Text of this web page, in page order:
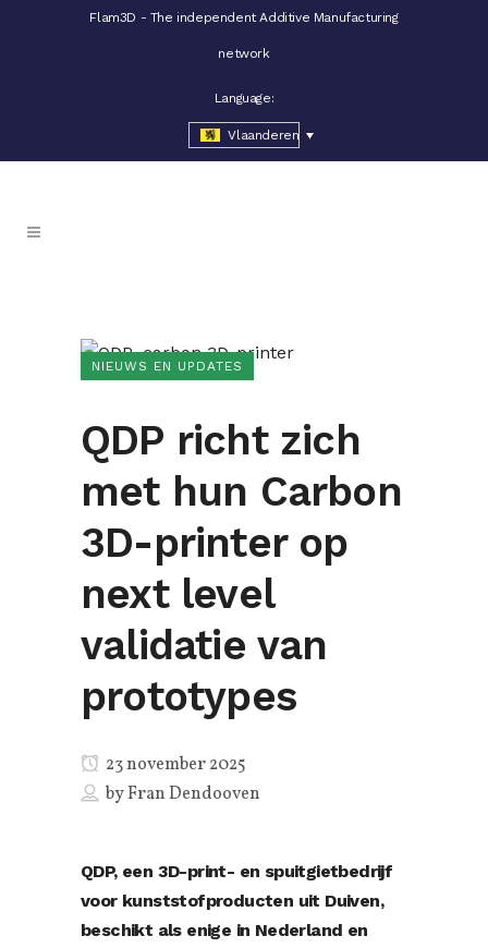
Flam3D - The independent Additive Manufacturing
network
Language:
Vlaanderen
NIEUWS EN UPDATES
QDP richt zich
met hun Carbon
3D-printer op
next level
validatie van
prototypes
23 november 2025
byFran Dendooven
QDP, een 3D-print- en spuitgietbedrijf
voor kunststofproducten uit Duiven,
beschikt als enige in Nederland en